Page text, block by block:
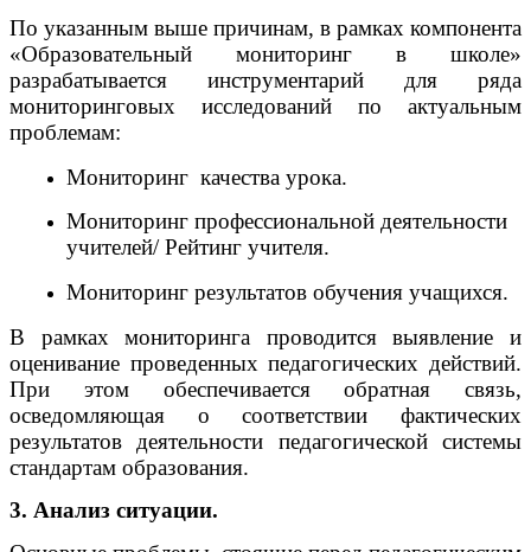
По указанным выше причинам, в рамках компонента
«Образовательный мониторинг в школе»
разрабатывается инструментарий для ряда
мониторинговых исследований по актуальным
проблемам:
Мониторинг качества урока.
Мониторинг профессиональной деятельности
учителей/ Рейтинг учителя.
Мониторинг результатов обучения учащихся.
В рамках мониторинга проводится выявление и
оценивание проведенных педагогических действий.
При этом обеспечивается обратная связь,
осведомляющая о соответствии фактических
результатов деятельности педагогической системы
стандартам образования.
3. Анализ ситуации.